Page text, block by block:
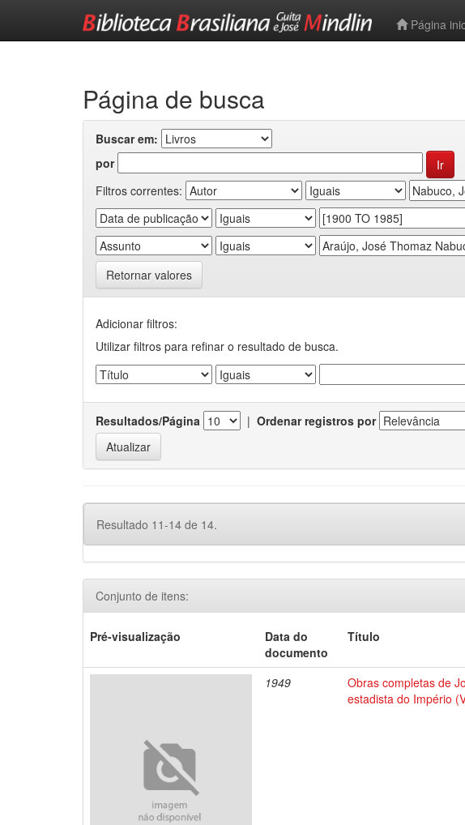
Página
Página de busca
Buscar em:
por
Filtros correntes:
Retornar valores
Adicionar filtros:
Utilizar filtros para refinar o resultado de busca.
Resultados/Página | Ordenar registros por
Resultado 11-14 de 14.
Conjunto de itens:
Pré-visualização
Data do
documento
Título
1949
Obras completas de
estadista do Império